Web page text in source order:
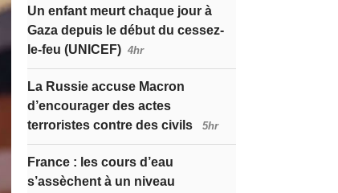
Un enfant meurt chaque jour à
Gaza depuis le début du cessez-
le-feu (UNICEF) 4hr
La Russie accuse Macron
d’encourager des actes
terroristes contre des civils
5hr
France : les cours d’eau
s’assèchent à un niveau